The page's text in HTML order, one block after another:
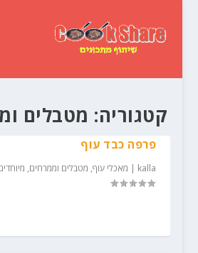
קטגוריה: מטבלים
פרפה כבד עוף
kalla
| מאכלי עוף, מטבלים וממרחים,